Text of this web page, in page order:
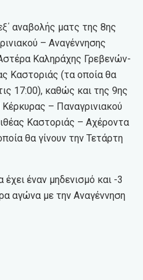
αναβολής ματς της 8ης
– Αναγέννησης
Καληράχης Γρεβενών-
Καστοριάς (τα οποία θα
17:00), καθώς και της 9ης
– Παναγρινιακού
Καστοριάς – Αχέροντα
θα γίνουν την Τετάρτη
έναν μηδενισμό και -3
αγώνα με την Αναγέννηση